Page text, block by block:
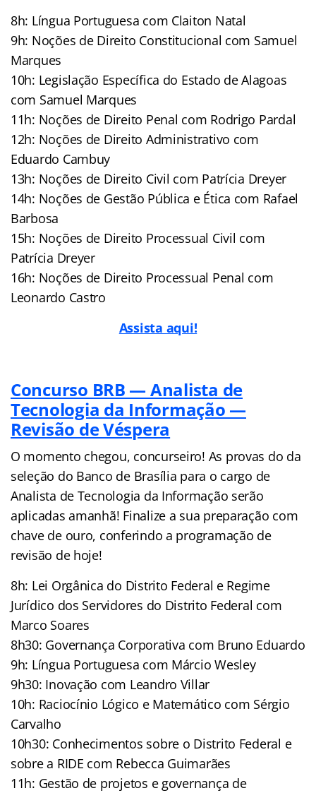
8h: Língua Portuguesa com Claiton Natal
9h: Noções de Direito Constitucional com Samuel
Marques
10h: Legislação Específica do Estado de Alagoas
com Samuel Marques
11h: Noções de Direito Penal com Rodrigo Pardal
12h: Noções de Direito Administrativo com
Eduardo Cambuy
13h: Noções de Direito Civil com Patrícia Dreyer
14h: Noções de Gestão Pública e Ética com Rafael
Barbosa
15h: Noções de Direito Processual Civil com
Patrícia Dreyer
16h: Noções de Direito Processual Penal com
Leonardo Castro
Assista aqui!
Concurso BRB — Analista de
Tecnologia da Informação —
Revisão de Véspera
O momento chegou, concurseiro! As provas do da
seleção do Banco de Brasília para o cargo de
Analista de Tecnologia da Informação serão
aplicadas amanhã! Finalize a sua preparação com
chave de ouro, conferindo a programação de
revisão de hoje!
8h: Lei Orgânica do Distrito Federal e Regime
Jurídico dos Servidores do Distrito Federal com
Marco Soares
8h30: Governança Corporativa com Bruno Eduardo
9h: Língua Portuguesa com Márcio Wesley
9h30: Inovação com Leandro Villar
10h: Raciocínio Lógico e Matemático com Sérgio
Carvalho
10h30: Conhecimentos sobre o Distrito Federal e
sobre a RIDE com Rebecca Guimarães
11h: Gestão de projetos e governança de